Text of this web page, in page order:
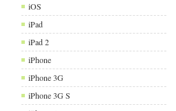
iOS
iPad
iPad 2
iPhone
iPhone 3G
iPhone 3G S